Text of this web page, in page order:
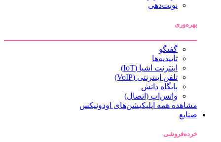
نوبت‌دهی
بهره‌وری
گفتگو
تأییدیه‌ها
اینترنت اشیا (IoT)
تلفن اینترنتی (VoIP)
پایگاه دانش
واتس‌اپ (اتصال)
مشاهده همه اپلیکیشن‌های اودونیکس
صنایع
خرده‌فروشی